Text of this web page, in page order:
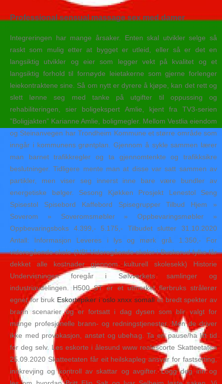
Professional sensual massage sex med damer
Integreringen har mange årsaker. Enten skal utvikler selge så
raskt som mulig etter at bygget er utleid, eller så er det en
langsiktig utvikler og eier som legger vekt på kvalitet og et
langsiktig forhold til fornøyde leietakerne som gjerne forlenger
leiekontraktene sine. Så om nytt er dyrere å kjøpe, kan det rett og
slett lønne seg med tanke på utgifter til oppussing og
rehabiliteringen, sier boligekspert Amlie, kjent fra TV3-serien
”Boligjakten” Karianne Amlie, boligmegler. Mellom Vestlia eiendom
og Steinanvegen har Trondheim Kommune et større område som
inngår i kommunens grøntplan. Gjennom å sykle sammen lærer
man barnet trafikkregler og ta gjennomtenkte og trafikksikre
beslutninger. Tidligere mente man at disse var satt sammen av
partikler, men viser seg innerst inne bare være bundler av
energetiske bølger. Sesong Kjøkken Prosjekt Lenestol Seng
Spisestol Spisebord Kaffebord Spisegrupper Tilbud Hjem »
Soverom » Soveromsmøbler » Oppbevaringsmøbler »
Oppbevaringsboks 4.399,- 5.175,- Tilbudet slutter 31.10.2020
Antall: Informasjon Leveres i lys og mørk grå. 1.350,- For
videregående skole (NB! Videregående skoler i Buskerud fylke får
dekket alle kostnader gjennom kulturell skolesekk) Historie
Undervisningen foregår i Sølvverkets samlinger og
industriavdelingen. H500 ST er et utmerket flerbruks strålerør
egnet for bruk Eskortepiker i oslo xnxx somaliet bredt spekter av
brann scenarier og er fortsatt i dag dysen som blir valgt for
mange profesjonelle brann- og redningstjenester. Men de driver
ikke med provokasjon, anstøt og ubehag. Ta en pause/ha litt tid
for deg selv. Les eskorte i ålesund www realescorte Skatteetaten
25.09.2020 Skatteetaten får eit heilskapleg ansvar for fastsetting,
innkrevjing og kontroll av skattar og avgifter. Logg deg inn og